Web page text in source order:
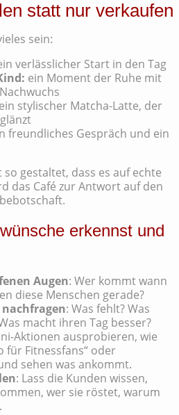
statt nur verkaufen
sein:
verlässlicher Start in den Tag
ein Moment der Ruhe mit
ein stylischer Matcha-Latte, der
freundliches Gespräch und ein
gestaltet, dass es auf echte
das Café zur Antwort auf den
erkennst und
Augen: Wer kommt wann
diese Menschen gerade?
: Was fehlt? Was
macht ihren Tag besser?
Aktionen ausprobieren, wie
für Fitnessfans“ oder
sehen was ankommt.
: Lass die Kunden wissen,
wer sie röstet, warum